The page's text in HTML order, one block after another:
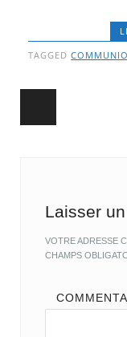
TAGGED
Post
Laisser
VOTRE ADRESSE
CHAMPS